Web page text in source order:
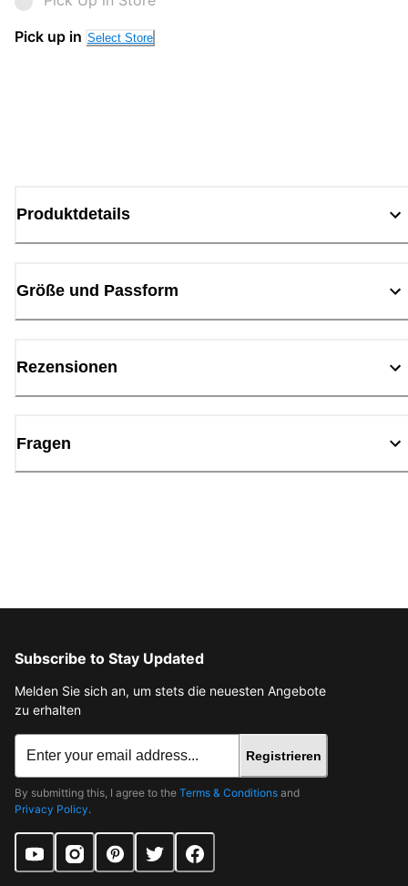
Pick up in Select Store
Produktdetails
Größe und Passform
Rezensionen
Fragen
Subscribe to Stay Updated
Melden Sie sich an, um stets die neuesten Angebote
zu erhalten
Registrieren
By submitting this, I agree to the Terms & Conditions and
Privacy Policy.